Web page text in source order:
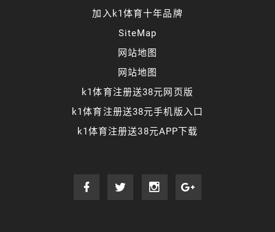
加入k1体育十年品牌
SiteMap
网站地图
网站地图
k1体育注册送38元网页版
k1体育注册送38元手机版入口
k1体育注册送38元APP下载